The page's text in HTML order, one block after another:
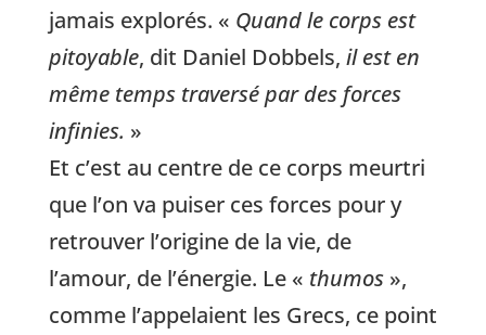
jamais explorés. « Quand le corps est
pitoyable, dit Daniel Dobbels, il est en
même temps traversé par des forces
infinies. »
Et c’est au centre de ce corps meurtri
que l’on va puiser ces forces pour y
retrouver l’origine de la vie, de
l’amour, de l’énergie. Le « thumos»,
comme l’appelaient les Grecs, ce point